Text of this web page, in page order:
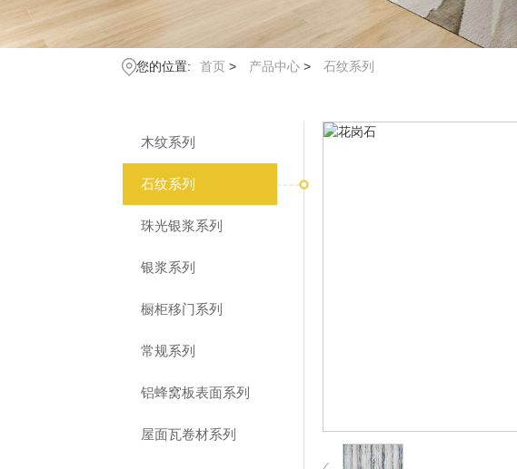
您的位置: 首页 > 产品中心 > 石纹系列
木纹系列
石纹系列
珠光银浆系列
银浆系列
橱柜移门系列
常规系列
铝蜂窝板表面系列
屋面瓦卷材系列